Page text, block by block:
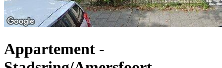
Appartement -